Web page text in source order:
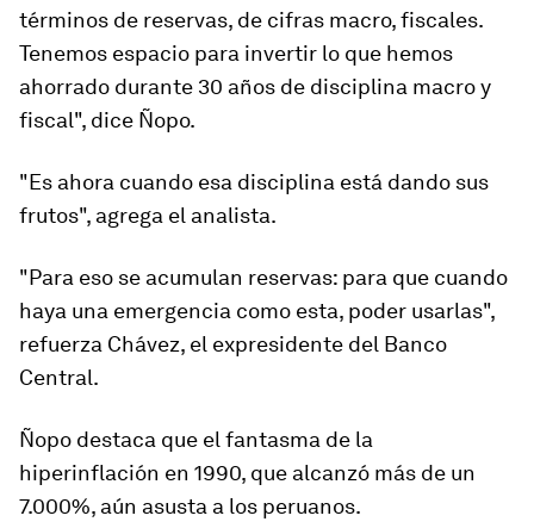
términos de reservas, de cifras macro, fiscales.
Tenemos espacio para invertir lo que hemos
ahorrado durante 30 años de disciplina macro y
fiscal", dice Ñopo.
"Es ahora cuando esa disciplina está dando sus
frutos", agrega el analista.
"Para eso se acumulan reservas: para que cuando
haya una emergencia como esta, poder usarlas",
refuerza Chávez, el expresidente del Banco
Central.
Ñopo destaca que el fantasma de la
hiperinflación en 1990, que alcanzó más de un
7.000%, aún asusta a los peruanos.